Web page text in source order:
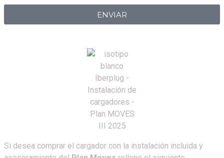
ENVIAR
Si desea comprar el cargador con la instalación incluida y